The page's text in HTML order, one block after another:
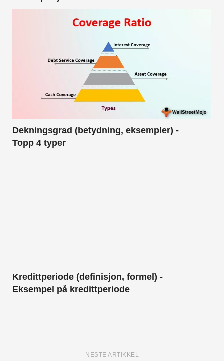
Dekningsgrad (betydning, eksempler) -
Topp 4 typer
Kredittperiode (definisjon, formel) -
Eksempel på kredittperiode
NESTE ARTIKKEL